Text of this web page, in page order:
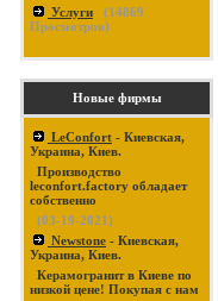
Услуги (14869
Просмотров)
Новые фирмы
LeConfort - Киевская,
Украина, Киев.
Производство
leconfort.factory обладает
собственно
(03-19-2021)
Newstone - Киевская,
Украина, Киев.
Керамогранит в Киеве по
низкой цене! Покупая с нам